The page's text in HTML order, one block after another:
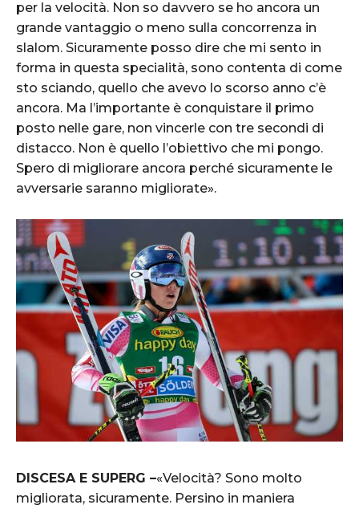
per la velocità. Non so davvero se ho ancora un
grande vantaggio o meno sulla concorrenza in
slalom. Sicuramente posso dire che mi sento in
forma in questa specialità, sono contenta di come
sto sciando, quello che avevo lo scorso anno c’è
ancora. Ma l’importante è conquistare il primo
posto nelle gare, non vincerle con tre secondi di
distacco. Non è quello l’obiettivo che mi pongo.
Spero di migliorare ancora perché sicuramente le
avversarie saranno migliorate».
DISCESA E SUPERG –«Velocità? Sono molto
migliorata, sicuramente. Persino in maniera